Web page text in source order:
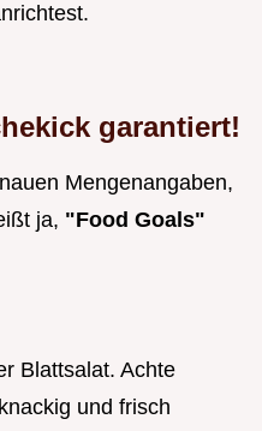
garantiert!
Mengenangaben,
ja, "Food Goals"
Blattsalat. Achte
und frisch